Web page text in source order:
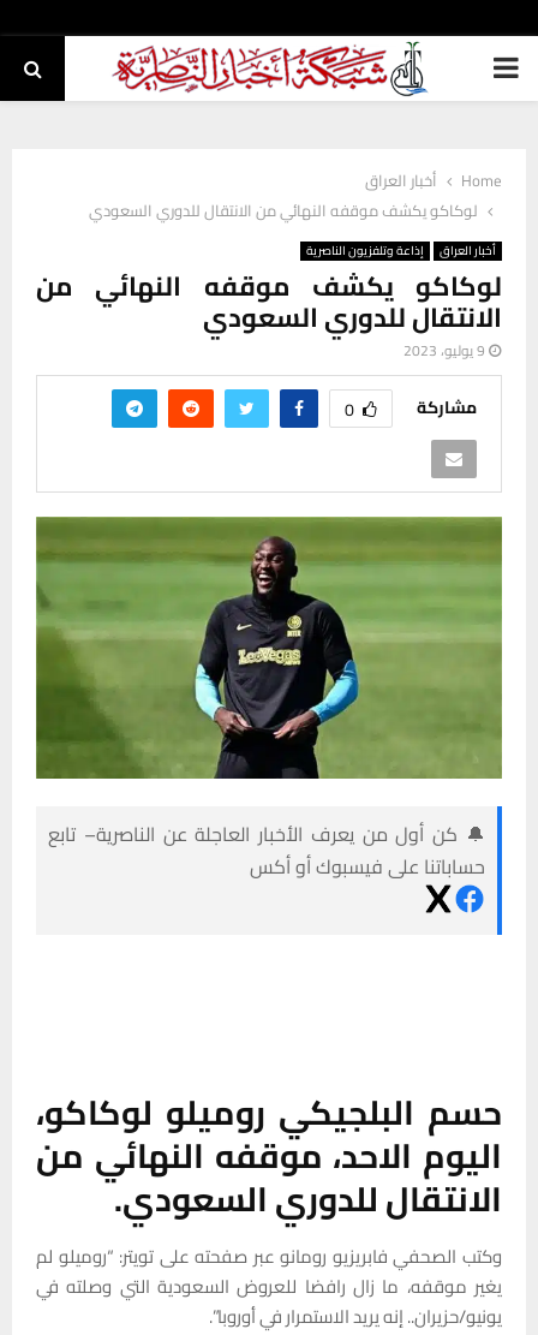
PRIMARY
Home
أخبار العراق
لوكاكو يكشف موقفه النهائي من الانتقال للدوري السعودي
أخبار العراق إذاعة وتلفزيون الناصرية
لوكاكو يكشف موقفه النهائي من
الانتقال للدوري السعودي
9 يوليو، 2023
مشاركة 0
🔔 كن أول من يعرف الأخبار العاجلة عن الناصرية– تابع
حساباتنا على فيسبوك أو أكس
حسم البلجيكي روميلو لوكاكو،
اليوم الاحد، موقفه النهائي من
الانتقال للدوري السعودي.
وكتب الصحفي فابريزيو رومانو عبر صفحته على تويتر: “روميلو لم
يغير موقفه، ما زال رافضا للعروض السعودية التي وصلته في
يونيو/حزيران.. إنه يريد الاستمرار في أوروبا”.